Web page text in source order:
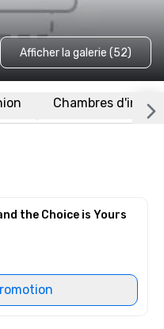
Afficher la galerie (52)
Chambres
the Choice is Yours